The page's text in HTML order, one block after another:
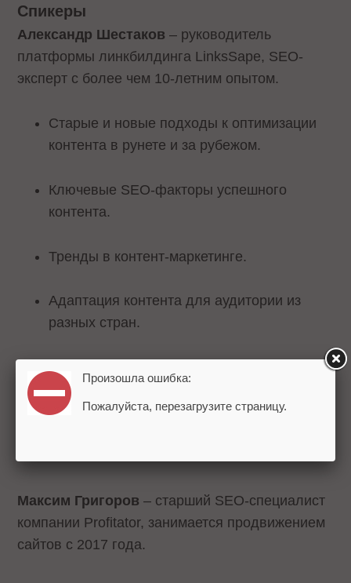
Спикеры
Александр Шестаков – руководитель
платформы линкбилдинга LinksSape, SEO-
эксперт с более чем 10-летним опытом.
Старые и новые подходы к оптимизации
контента в рунете и за рубежом.
Ключевые SEO-факторы успешного
контента.
Тренды в контент-маркетинге.
Адаптация контента для аудитории из
разных стран.
Уроки, которые можно извлечь из
успешных кейсов контент-маркетинга.
Максим Григоров – старший SEO-специалист
компании Profitator, занимается продвижением
сайтов с 2017 года.
Произошла ошибка:
Пожалуйста, перезагрузите страницу.